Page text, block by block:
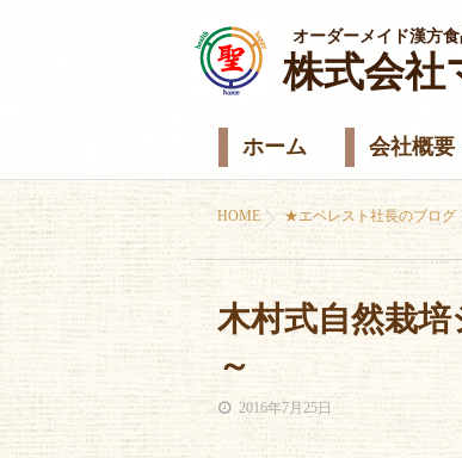
オーダーメイド漢方
株式会社
ホーム 会社概要
HOME ★エベレスト社長のブログ
木村式自然栽
～
2016年7月25日